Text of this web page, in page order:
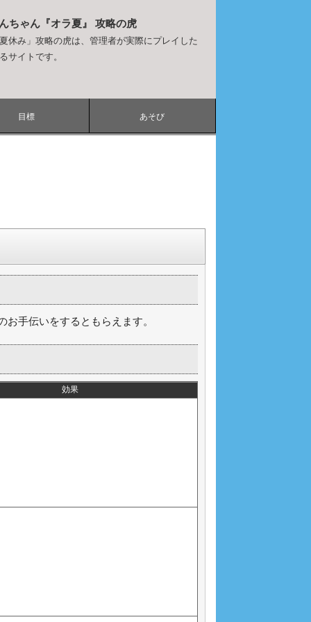
ちゃん『オラ夏』 攻略の虎
休み」攻略の虎は、管理者が実際にプレイした
サイトです。
目標 あそび
手伝いをするともらえます。
効果